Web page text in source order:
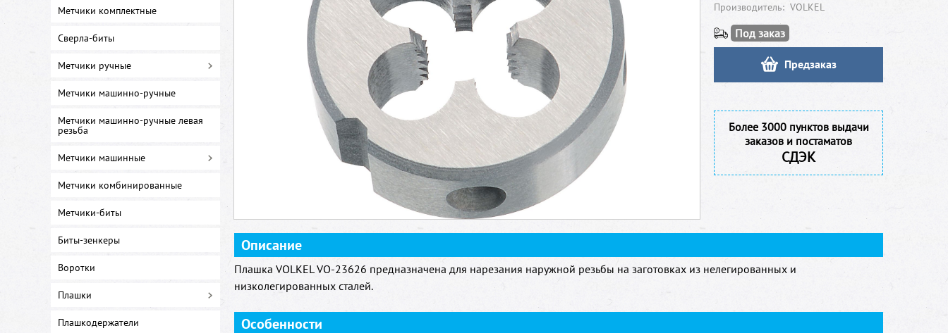
Метчики комплектные
Сверла-биты
Метчики ручные
Метчики машинно-ручные
Метчики машинно-ручные левая
резьба
Метчики машинные
Метчики комбинированные
Метчики-биты
Биты-зенкеры
Воротки
Плашки
Плашкодержатели
Производитель: VOLKEL
Под заказ
Предзаказ
Более 3000 пунктов выдачи
заказов и постаматов
СДЭК
Описание
Плашка VOLKEL VO-23626 предназначена для нарезания наружной резьбы на заготовках из нелегированных и
низколегированных сталей.
Особенности